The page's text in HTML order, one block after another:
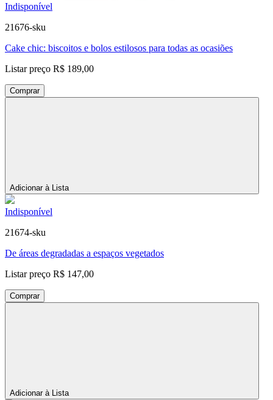
Indisponível
21676-sku
Cake chic: biscoitos e bolos estilosos para todas as ocasiões
Listar preço R$ 189,00
Comprar
Adicionar à Lista
Indisponível
21674-sku
De áreas degradadas a espaços vegetados
Listar preço R$ 147,00
Comprar
Adicionar à Lista